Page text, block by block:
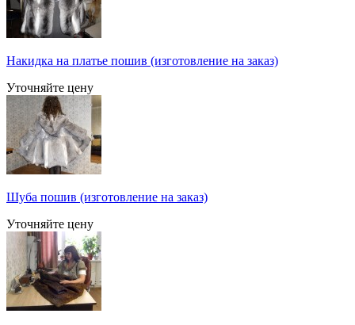
Накидка на платье пошив (изготовление на заказ)
Уточняйте цену
Шуба пошив (изготовление на заказ)
Уточняйте цену